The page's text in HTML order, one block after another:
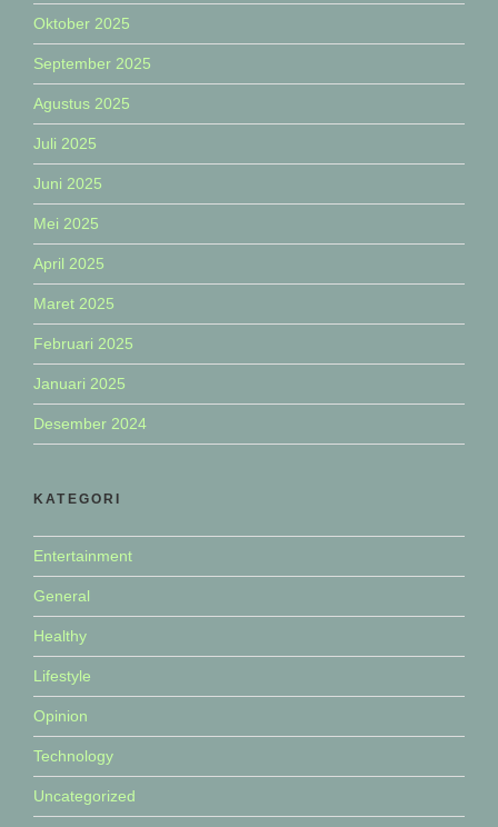
Oktober 2025
September 2025
Agustus 2025
Juli 2025
Juni 2025
Mei 2025
April 2025
Maret 2025
Februari 2025
Januari 2025
Desember 2024
KATEGORI
Entertainment
General
Healthy
Lifestyle
Opinion
Technology
Uncategorized